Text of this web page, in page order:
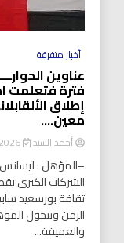
أخبار متفرقة
عناوين
فترة فتعلمت
إطلاق
معين….
أحمد السيد 2026-08-10
–المؤهل : ليسانس
الشركات الكبرى
ثقافة بورسعيد
الزمن وتتحول
والعميقة...